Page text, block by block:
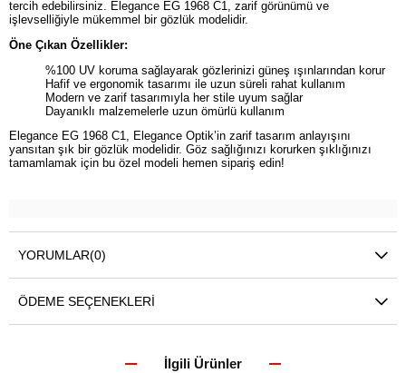
tercih edebilirsiniz. Elegance EG 1968 C1, zarif görünümü ve
işlevselliğiyle mükemmel bir gözlük modelidir.
Öne Çıkan Özellikler:
%100 UV koruma sağlayarak gözlerinizi güneş ışınlarından korur
Hafif ve ergonomik tasarımı ile uzun süreli rahat kullanım
Modern ve zarif tasarımıyla her stile uyum sağlar
Dayanıklı malzemelerle uzun ömürlü kullanım
Elegance EG 1968 C1, Elegance Optik’in zarif tasarım anlayışını
yansıtan şık bir gözlük modelidir. Göz sağlığınızı korurken şıklığınızı
tamamlamak için bu özel modeli hemen sipariş edin!
YORUMLAR(0)
ÖDEME SEÇENEKLERI
İlgili Ürünler